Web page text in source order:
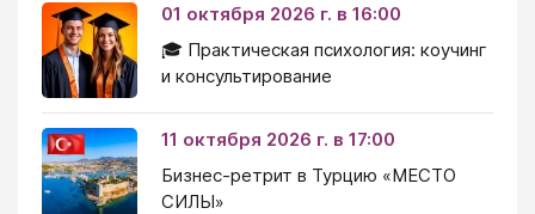
01 октября 2026 г. в 16:00
🎓 Практическая психология: коучинг
и консультирование
11 октября 2026 г. в 17:00
Бизнес-ретрит в Турцию «МЕСТО
СИЛЫ»